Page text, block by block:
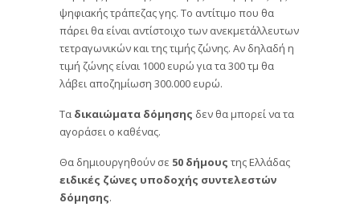
ψηφιακής τράπεζας γης. Το αντίτιμο που θα
πάρει θα είναι αντίστοιχο των ανεκμετάλλευτων
τετραγωνικών και της τιμής ζώνης. Αν δηλαδή η
τιμή ζώνης είναι 1000 ευρώ για τα 300 τμ θα
λάβει αποζημίωση 300.000 ευρώ.
Τα δικαιώματα δόμησης δεν θα μπορεί να τα
αγοράσει ο καθένας.
Θα δημιουργηθούν σε 50 δήμους της Ελλάδας
ειδικές ζώνες υποδοχής συντελεστών
δόμησης.